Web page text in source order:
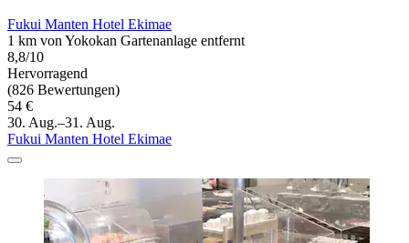
Fukui Manten Hotel Ekimae
1 km von Yokokan Gartenanlage entfernt
8,8/10
Hervorragend
(826 Bewertungen)
54 €
30. Aug.–31. Aug.
Fukui Manten Hotel Ekimae